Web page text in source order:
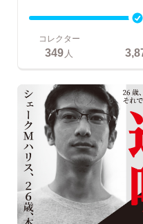
コレクター
349 人